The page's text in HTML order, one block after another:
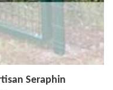
Seraphin